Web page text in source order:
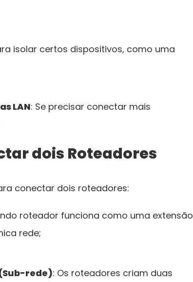
isolar certos dispositivos, como uma
LAN: Se precisar conectar mais
dois Roteadores
conectar dois roteadores:
roteador funciona como uma extensão
rede;
rede): Os roteadores criam duas